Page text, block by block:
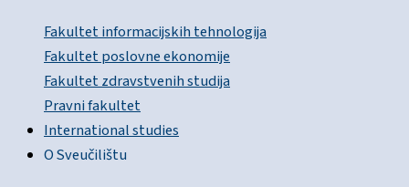
Fakultet informacijskih tehnologija
Fakultet poslovne ekonomije
Fakultet zdravstvenih studija
Pravni fakultet
International studies
O Sveučilištu